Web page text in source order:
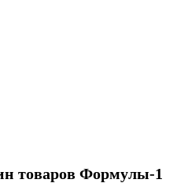
товаров Формулы-1